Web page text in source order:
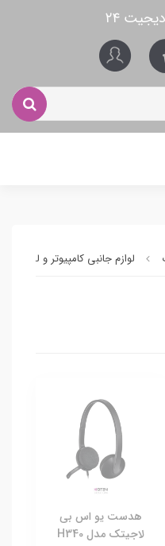
دیجیت ۲۴
لوازم جانبی کامپیوتر و لپ تاپ
هدست یو اس بی
لاجیتک مدل H340